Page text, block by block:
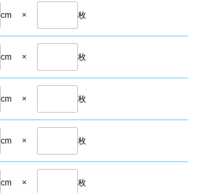
cm × 枚
cm × 枚
cm × 枚
cm × 枚
cm × 枚